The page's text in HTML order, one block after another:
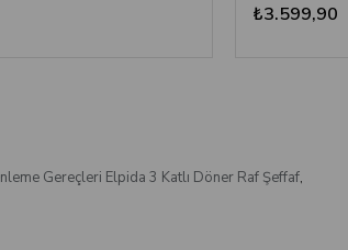
₺3.599,90
Gereçleri Elpida 3 Katlı Döner Raf Şeffaf,